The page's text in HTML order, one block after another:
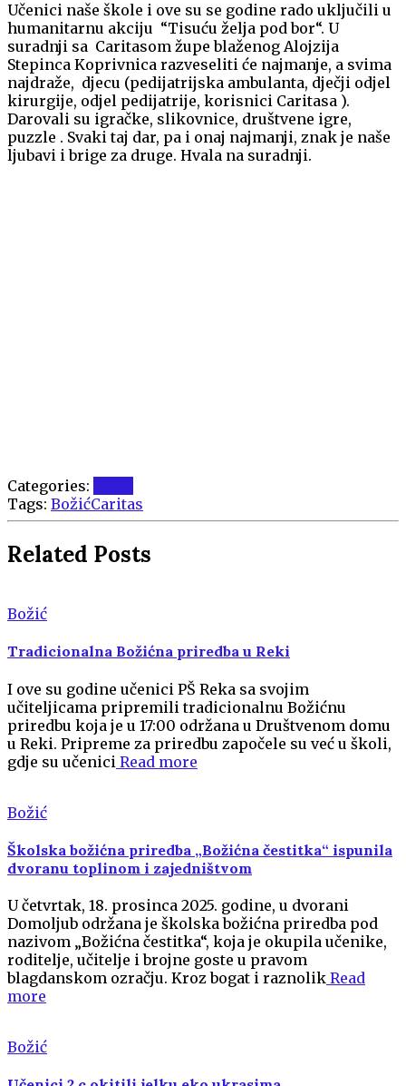
Učenici naše škole i ove su se godine rado uključili u
humanitarnu akciju “Tisuću želja pod bor“. U
suradnji sa Caritasom župe blaženog Alojzija
Stepinca Koprivnica razveseliti će najmanje, a svima
najdraže, djecu (pedijatrijska ambulanta, dječji odjel
kirurgije, odjel pedijatrije, korisnici Caritasa ).
Darovali su igračke, slikovnice, društvene igre,
puzzle . Svaki taj dar, pa i onaj najmanji, znak je naše
ljubavi i brige za druge. Hvala na suradnji.
Categories:
Tags: BožićCaritas
Related Posts
Božić
Tradicionalna Božićna priredba u Reki
I ove su godine učenici PŠ Reka sa svojim
učiteljicama pripremili tradicionalnu Božićnu
priredbu koja je u 17:00 održana u Društvenom domu
u Reki. Pripreme za priredbu započele su već u školi,
gdje su učenici Read more
Božić
Školska božićna priredba „Božićna čestitka“ ispunila
dvoranu toplinom i zajedništvom
U četvrtak, 18. prosinca 2025. godine, u dvorani
Domoljub održana je školska božićna priredba pod
nazivom „Božićna čestitka“, koja je okupila učenike,
roditelje, učitelje i brojne goste u pravom
blagdanskom ozračju. Kroz bogat i raznolik Read
more
Božić